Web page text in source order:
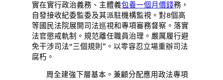
實在實行政治義務、主體義包養一個月價錢務，
自發接收紀委監委及其派駐機構監視。對8個高
等國民法院展開司法巡視和專項審務督察。落實
法官懲戒軌制。規范離任職員治理。嚴厲履行避
免干涉司法“三個規則”。以零容忍立場重辦司法
腐朽。
周全建強下層基本。兼顧分配應用政法專項